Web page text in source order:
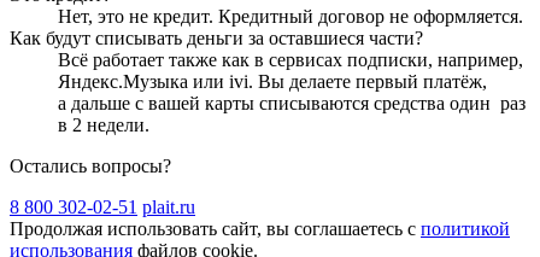
Нет, это не кредит. Кредитный договор не оформляется.
Как будут списывать деньги за оставшиеся части?
Всё работает также как в сервисах подписки, например,
Яндекс.Музыка или ivi. Вы делаете первый платёж,
а дальше с вашей карты списываются средства один раз
в 2 недели.
Остались вопросы?
8 800 302-02-51 plait.ru
Продолжая использовать сайт, вы соглашаетесь с политикой
использования файлов cookie.